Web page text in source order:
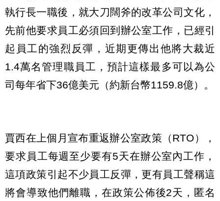
執行長一職後，就大刀闊斧的改革公司文化，
先前他要求員工必須回到辦公室工作，已經引
起員工的強烈反彈，近期更傳出他將大裁近
1.4萬名管理職員工，預計這樣最多可以為公
司每年省下36億美元（約新台幣1159.8億）。
賈西在上個月宣布重返辦公室政策（RTO），
要求員工每週至少要有5天在辦公室內工作，
這項政策引起不少員工反彈，更有員工聲稱這
將會導致他們離職，在政策公佈後2天，匿名